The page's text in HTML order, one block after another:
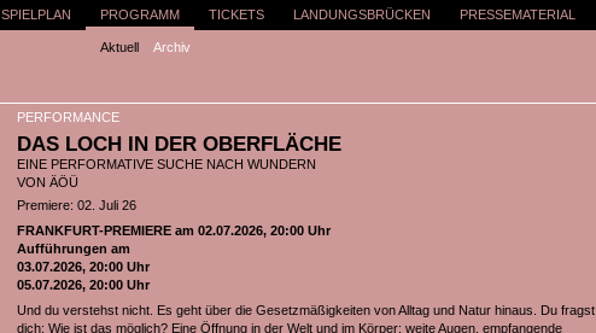
SPIELPLAN PROGRAMM
Aktuell Archiv
TICKETS LANDUNGSBRÜCKEN PRESSEMATERIAL
PERFORMANCE
DAS LOCH IN DER OBERFLÄCHE
EINE PERFORMATIVE SUCHE NACH WUNDERN
VON ÄÖÜ
Premiere: 02. Juli 26
FRANKFURT-PREMIERE am 02.07.2026, 20:00 Uhr
Aufführungen am
03.07.2026, 20:00 Uhr
05.07.2026, 20:00 Uhr
Und du verstehst nicht. Es geht über die Gesetzmäßigkeiten von Alltag und Natur hinaus. Du fragst
dich: Wie ist das möglich? Eine Öffnung in der Welt und im Körper: weite Augen, empfangende